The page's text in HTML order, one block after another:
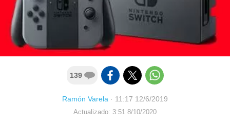
139
Ramón Varela · 11:17 12/6/2019
Actualizado: 3:51 8/10/2020